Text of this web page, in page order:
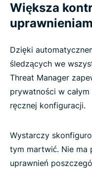
Większa
Dzięki
śledzących we
Threat Manager
prywatności w
ręcznej konfiguracji.
Wystarczy
tym martwić. Nie ma
uprawnień